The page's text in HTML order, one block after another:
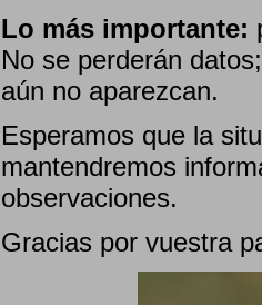
Lo más importante:
No se perderán
aún no aparezcan.
Esperamos que la
mantendremos
observaciones.
Gracias por vuestra